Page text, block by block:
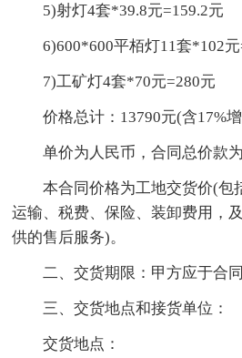
5)射灯4套*39.8元=159.2元
6)600*600平栢灯11套*102
7)工矿灯4套*70元=280元
价格总计：13790元(含17%
单价为人民币，合同总价款为
本合同价格为工地交货价(包
运输、税费、保险、装卸费用，
供的售后服务)。
二、交货期限：甲方应于合
三、交货地点和接货单位：
交货地点：